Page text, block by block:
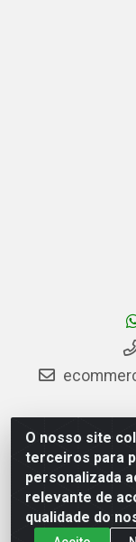
O nosso site
terceiros para
personalizada
relevante de
qualidade do
AC Araujo
São